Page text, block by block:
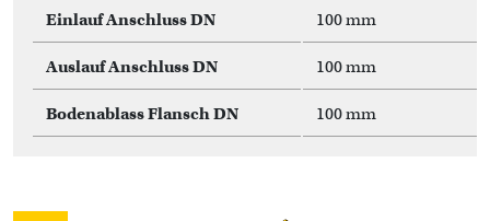
Einlauf Anschluss DN 100 mm
Auslauf Anschluss DN 100 mm
Bodenablass Flansch DN 100 mm